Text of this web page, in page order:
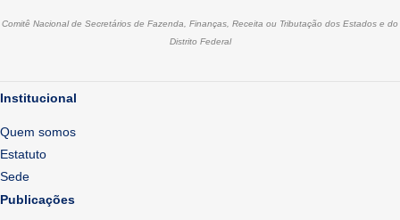
Comitê Nacional de Secretários de Fazenda, Finanças, Receita ou Tributação dos Estados e do
Distrito Federal
Institucional
Quem somos
Estatuto
Sede
Publicações